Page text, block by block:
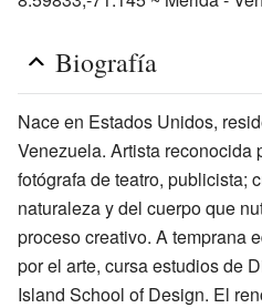
Biografía
Nace en Estados Unidos,
Venezuela. Artista reconocida
fotógrafa de teatro, publicista;
naturaleza y del cuerpo que
proceso creativo. A temprana
por el arte, cursa estudios de
Island School of Design. El